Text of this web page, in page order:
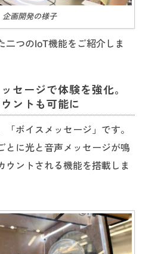
企画開発の様子
二つのIoT機能をご紹介しま
セージで体験を強化。
ントも可能に
「ボイスメッセージ」です。
とに光と音声メッセージが鳴
ウントされる機能を搭載しま